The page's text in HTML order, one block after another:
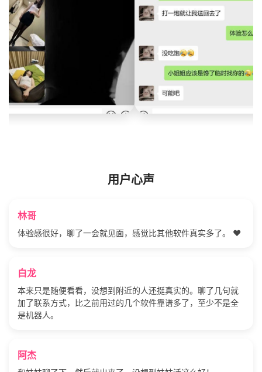
用户心声
林哥
体验感很好，聊了一会就见面，感觉比其他软件真实多了。 ❤️
白龙
本来只是随便看看，没想到附近的人还挺真实的。聊了几句就
加了联系方式，比之前用过的几个软件靠谱多了，至少不是全
是机器人。
阿杰